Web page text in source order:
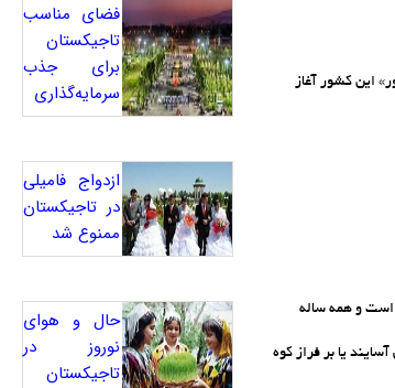
فضای مناسب
تاجیکستان
برای جذب
سرمایه‌گذاری
ازدواج فامیلی
در تاجیکستان
ممنوع شد
حال و هوای
نوروز در
تاجیکستان
«لاهور» این کشور آغاز
است و همه ساله
یا بر فراز کوه